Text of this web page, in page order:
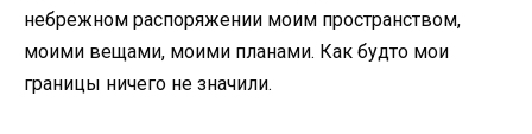
небрежном распоряжении моим пространством,
моими вещами, моими планами. Как будто мои
границы ничего не значили.